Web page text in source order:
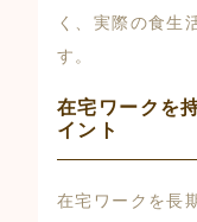
く、実際の食生
す。
在宅ワークを
イント
在宅ワークを長